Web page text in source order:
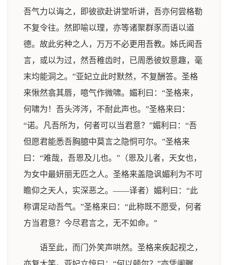
吾气力以诲之，即彼欲赴讲堂听讲，吾亦何尝格勒
不复令往。然即喻以理，亦等诸聚群豕而语以道
德。故此劣种之人，万万不必更用吾教。姊氏闻吾
言，或以为过，然吾稚齿时，已周悉彼奴意趣，毫
末均能洞之。”亚妃立此时默然，不复酬答。圣格
来愀然翕其唇，噫气作微啸。媚利曰：“圣格来，
何啸为！吾头涔涔，不耐此声也。”圣格来曰：
“诺。凡吾所为，何者可以当君意？”媚利曰：“吾
但愿君能悉吾胸臆中莫言之隐恫可尔。”圣格来
曰：“难哉，吾恩及儿也。”（恩及儿者，天女也，
为女中最妍丽无匹之人。圣格来盖隐讽媚利为不可
瞻仰之天人，实深恶之。——译者）媚利曰：“此
称谓足动吾气。”圣格来曰：“此称既不愿受，何者
方当君意？今尽君言之，无不如命。”
语至此，而门外笑声哄然。圣格来疾起视之，